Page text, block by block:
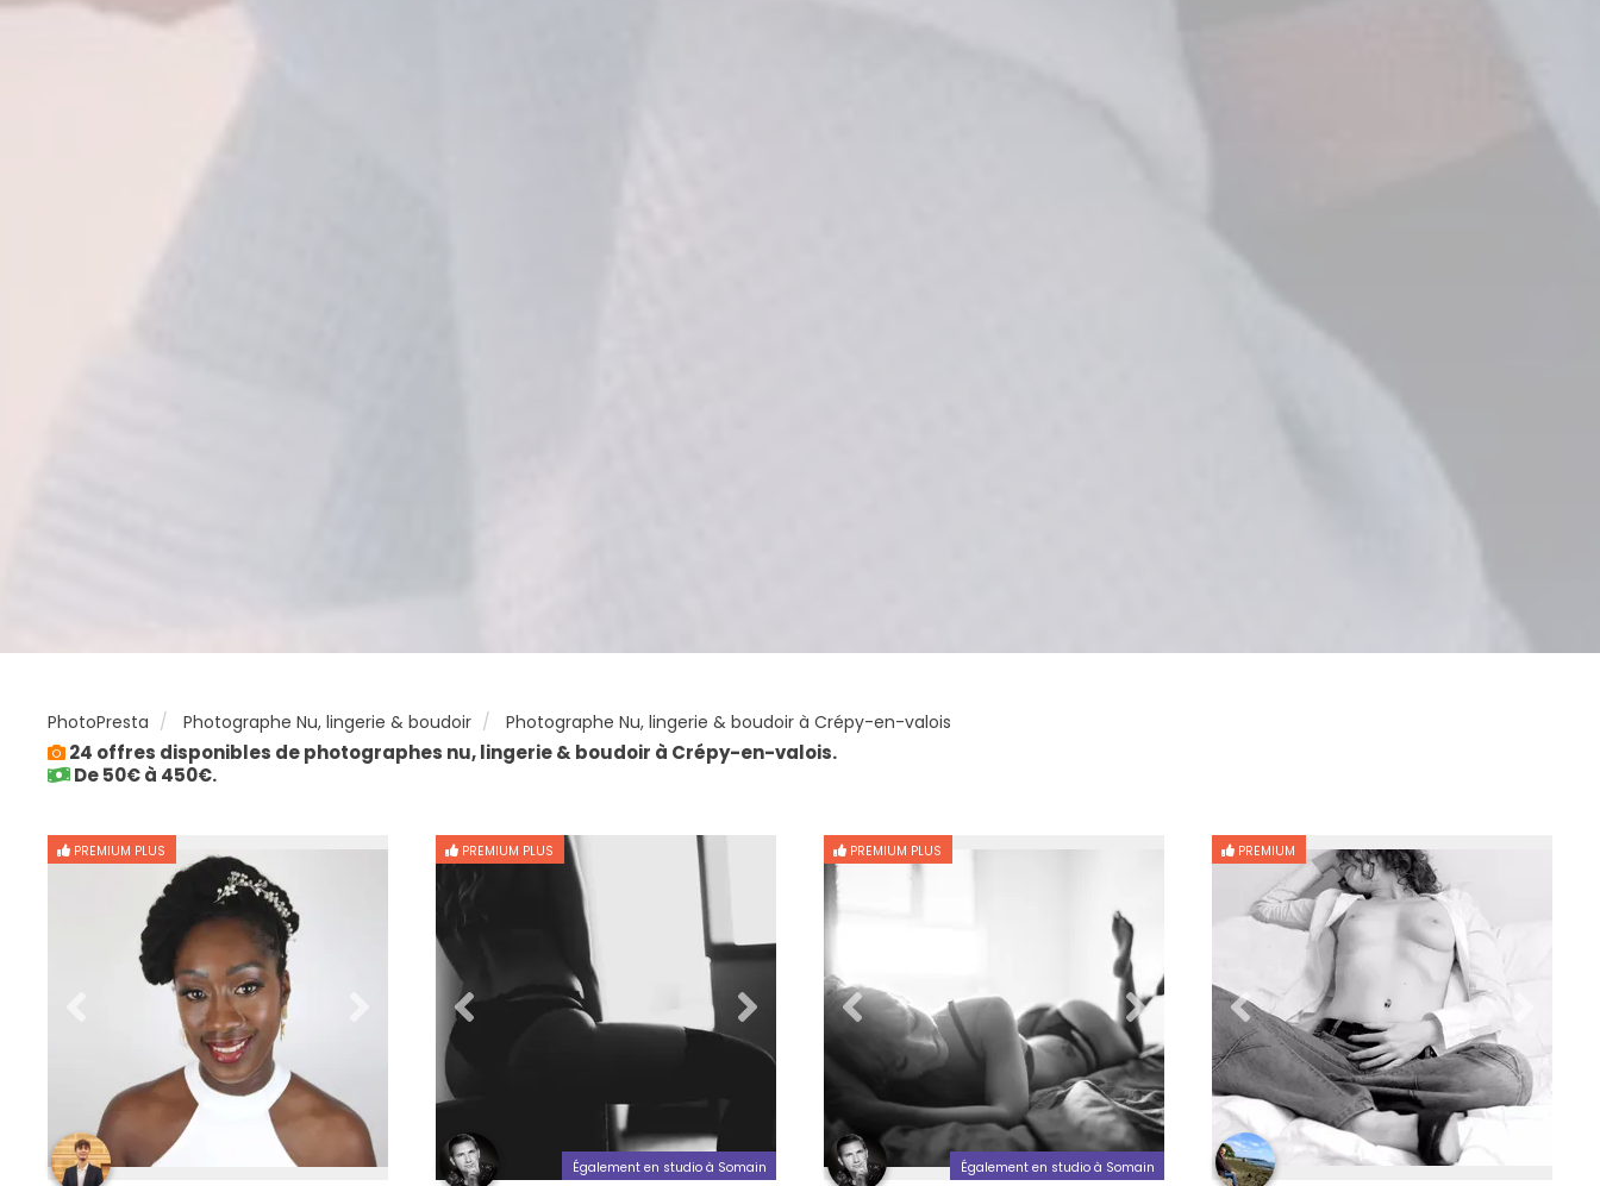
PhotoPresta Photographe Nu, lingerie & boudoir Photographe Nu, lingerie & boudoir à Crépy-en-valois
24 offres disponibles de photographes nu, lingerie & boudoir à Crépy-en-valois.
De 50€ à 450€.
PREMIUM PLUS PREMIUM PLUS
Également en studio à Somain
PREMIUM PLUS
Également en studio à Somain
PREMIUM